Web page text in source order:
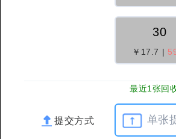
30
￥17.7 |
最近1张回
提交方式 单张